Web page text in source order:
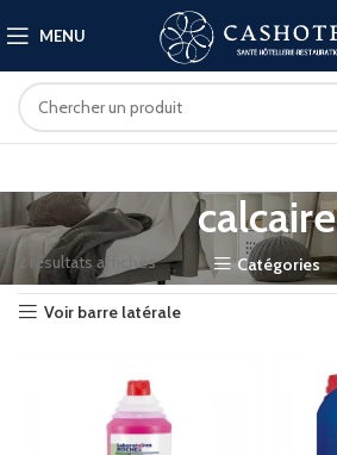
MENU
calcaire
Catégories
2 résultats affichés
Voir barre latérale